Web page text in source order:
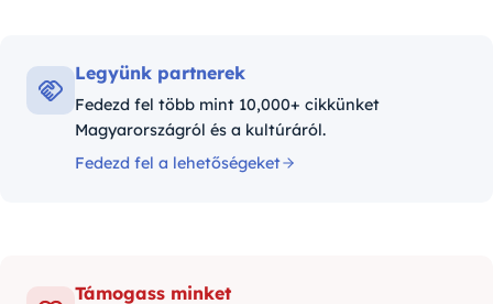
Legyünk partnerek
Fedezd fel több mint 10,000+ cikkünket
Magyarországról és a kultúráról.
Fedezd fel a lehetőségeket
Támogass minket